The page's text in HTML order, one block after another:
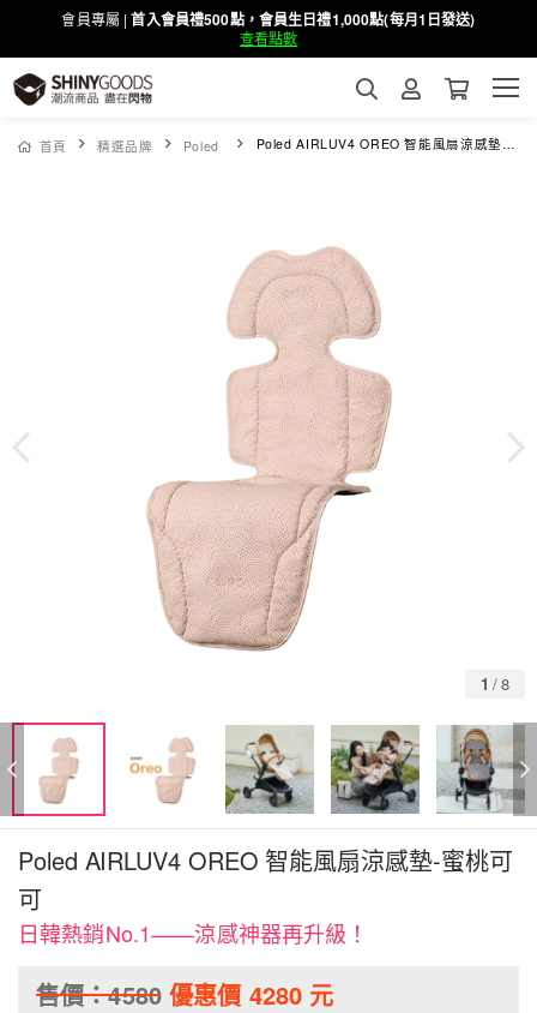
會員專屬 |首入會員禮500點，會員生日禮1,000點(每月1日發送)
查看點數
首頁 精選品牌 Poled Poled AIRLUV4 OREO 智能風扇涼感墊-蜜桃可可
1 /8
Poled AIRLUV4 OREO 智能風扇涼感墊-蜜桃可
可
日韓熱銷No.1——涼感神器再升級！
售價：4580 優惠價 4280 元